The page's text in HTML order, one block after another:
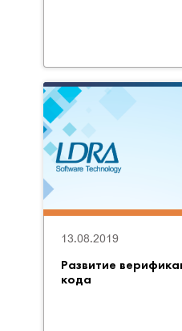
Развитие
кода
13.08.2019